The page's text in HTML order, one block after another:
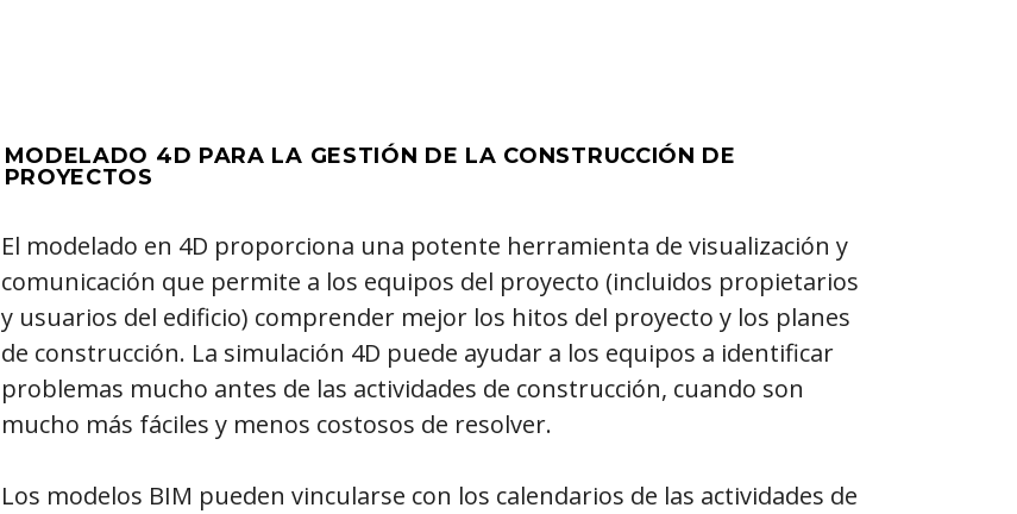
MODELADO 4D PARA LA GESTIÓN DE LA CONSTRUCCIÓN DE
PROYECTOS
El modelado en 4D proporciona una potente herramienta de visualización y
comunicación que permite a los equipos del proyecto (incluidos propietarios
y usuarios del edificio) comprender mejor los hitos del proyecto y los planes
de construcción. La simulación 4D puede ayudar a los equipos a identificar
problemas mucho antes de las actividades de construcción, cuando son
mucho más fáciles y menos costosos de resolver.
Los modelos BIM pueden vincularse con los calendarios de las actividades de